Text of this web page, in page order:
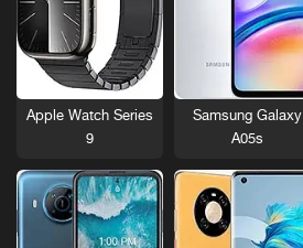
Samsung Galaxy
A05s
Apple Watch Series
9